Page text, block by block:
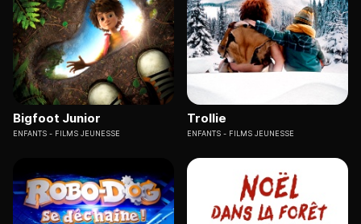
Bigfoot Junior
ENFANTS FILMS JEUNESSE
Trollie
ENFANTS FILMS JEUNESSE